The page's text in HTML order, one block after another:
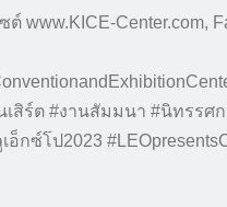
www.KICE-Center.com,
เสิร์ต #งานสัมมนา #นิทรรศ
อ็กซ์โป2023